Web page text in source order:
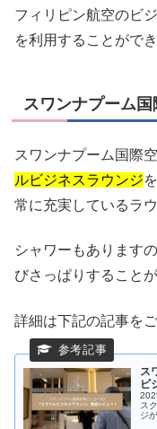
フィリピン航空のビ
を利用することができ
スワンナプーム国
スワンナプーム国際空
ルビジネスラウンジ
常に充実しているラウ
シャワーもあります
びさっぱりすることが
詳細は下記の記事を
ス
ビ
ス
ジ